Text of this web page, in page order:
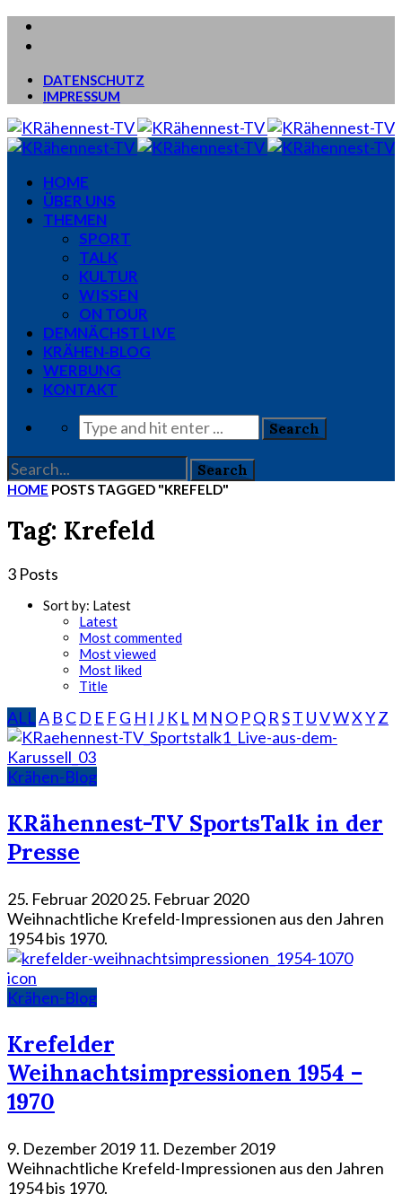
DATENSCHUTZ
IMPRESSUM
HOME
ÜBER UNS
THEMEN
SPORT
TALK
KULTUR
WISSEN
ON TOUR
DEMNÄCHST LIVE
KRÄHEN-BLOG
WERBUNG
KONTAKT
HOME POSTS TAGGED "KREFELD"
Tag: Krefeld
3 Posts
Sort by: Latest
Latest
Most commented
Most viewed
Most liked
Title
ALLA B C D E F G H I J K L M N O PQ RST UVWXYZ
Krähen-Blog
KRähennest-TV SportsTalk in der
Presse
25. Februar 202025. Februar 2020
Weihnachtliche Krefeld-Impressionen aus den Jahren
1954 bis 1970.
icon
Krähen-Blog
Krefelder
Weihnachtsimpressionen 1954 –
1970
9. Dezember 2019 11. Dezember 2019
Weihnachtliche Krefeld-Impressionen aus den Jahren
1954 bis 1970.